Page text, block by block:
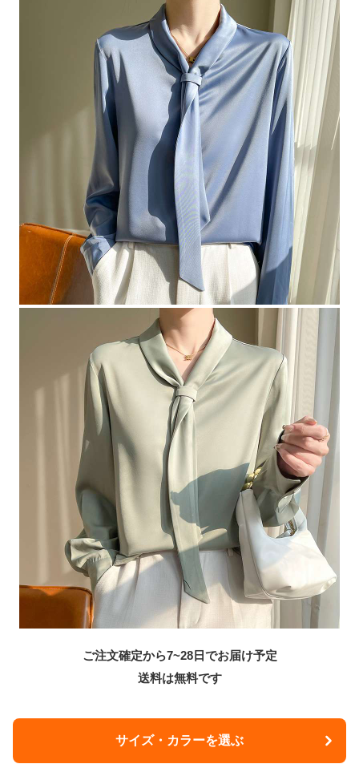
ご注文確定から7~28日でお届け予定
送料は無料です
サイズ・カラーを選ぶ